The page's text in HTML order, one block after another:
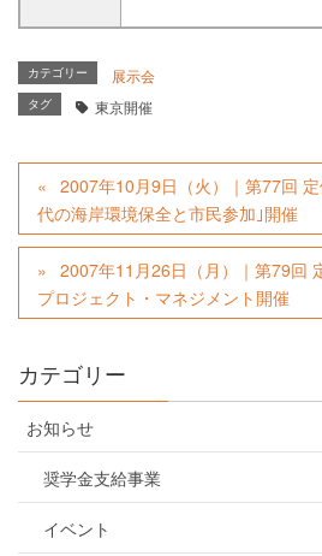
カテゴリー 展示会
タグ 東京開催
2007年10月9日（火）｜第77回
代の海岸環境保全と市民参加｣開催
2007年11月26日（月）｜第79回
プロジェクト・マネジメント開催
カテゴリー
お知らせ
奨学金支給事業
イベント